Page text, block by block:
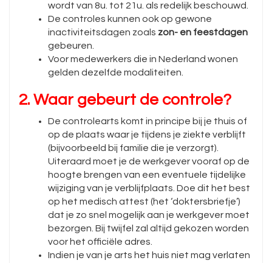
wordt van 8u. tot 21u. als redelijk beschouwd.
De controles kunnen ook op gewone
inactiviteitsdagen zoals zon- en feestdagen
gebeuren.
Voor medewerkers die in Nederland wonen
gelden dezelfde modaliteiten.
2. Waar gebeurt de controle?
De controlearts komt in principe bij je thuis of
op de plaats waar je tijdens je ziekte verblijft
(bijvoorbeeld bij familie die je verzorgt).
Uiteraard moet je de werkgever vooraf op de
hoogte brengen van een eventuele tijdelijke
wijziging van je verblijfplaats. Doe dit het best
op het medisch attest (het ‘doktersbriefje’)
dat je zo snel mogelijk aan je werkgever moet
bezorgen. Bij twijfel zal altijd gekozen worden
voor het officiële adres.
Indien je van je arts het huis niet mag verlaten